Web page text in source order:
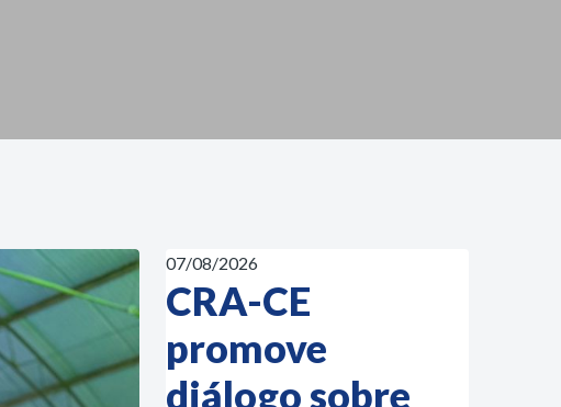
07/08/2026
CRA-CE
promove
diálogo sobre